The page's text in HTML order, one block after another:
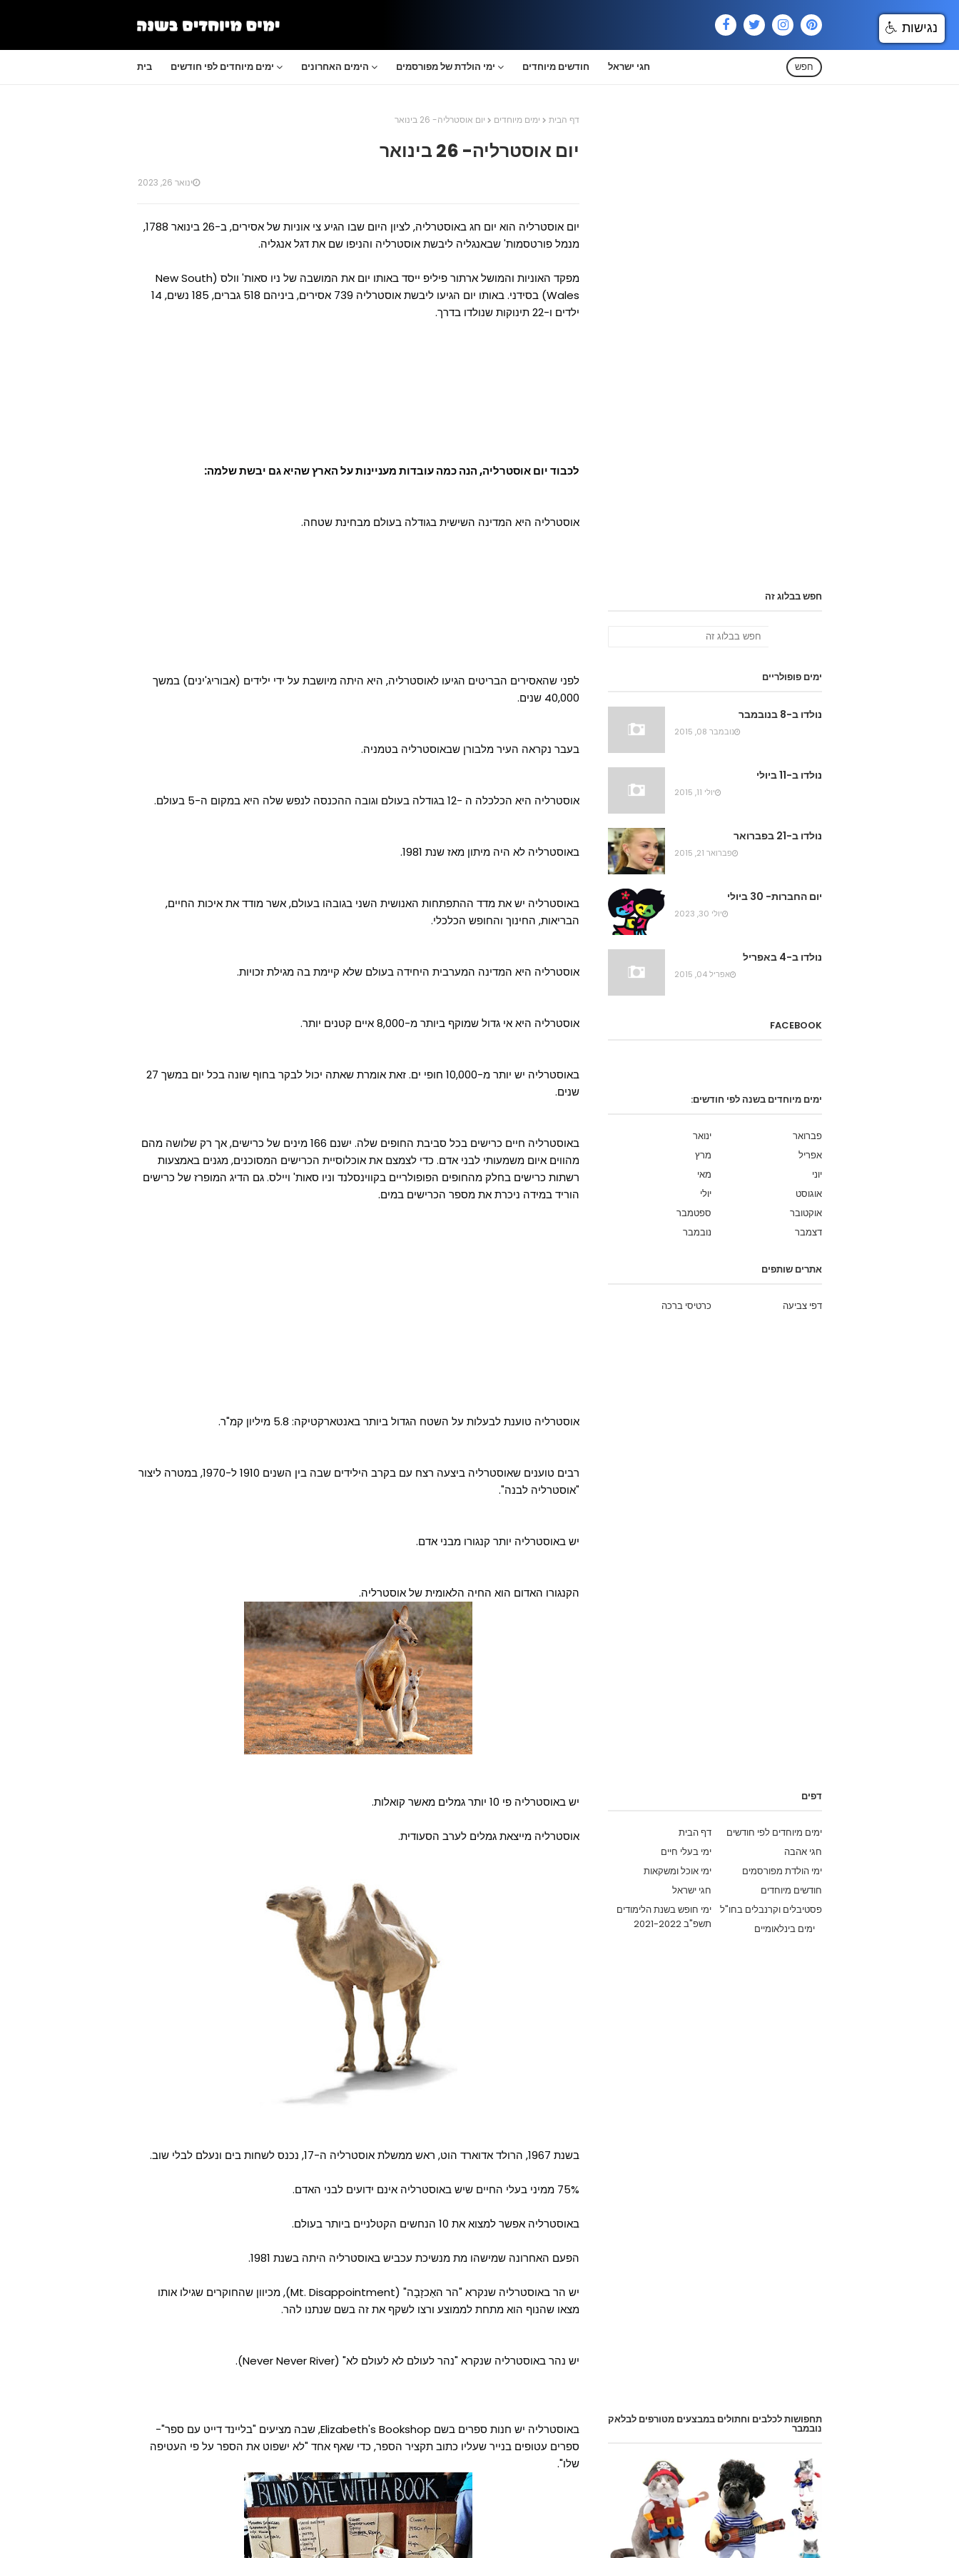
בית ימים מיוחדים לפי חודשים הימים האחרונים ימי הולדת של מפורסמים חודשים מיוחדים חגי ישראל חפש
דף הבית ימים מיוחדים יום אוסטרליה- 26 בינואר
יום אוסטרליה- 26 בינואר
ינואר 26, 2023
יום אוסטרליה הוא יום חג באוסטרליה, לציון היום שבו הגיע צי אוניות של אסירים, ב-26 בינואר 1788,
מנמל פורטסמות' שבאנגליה ליבשת אוסטרליה והניפו שם את דגל אנגליה.
מפקד האוניות והמושל ארתור פיליפ ייסד באותו יום את המושבה של ניו סאות' וולס (New South
Wales) בסידני. באותו יום הגיעו ליבשת אוסטרליה 739 אסירים, ביניהם 518 גברים, 185 נשים, 14
ילדים ו-22 תינוקות שנולדו בדרך.
לכבוד יום אוסטרליה, הנה כמה עובדות מעניינות על הארץ שהיא גם יבשת שלמה:
אוסטרליה היא המדינה השישית בגודלה בעולם מבחינת שטחה.
לפני שהאסירים הבריטים הגיעו לאוסטרליה, היא היתה מיושבת על ידי ילידים (אבוריג'ינים) במשך
40,000 שנים.
בעבר נקראה העיר מלבורן שבאוסטרליה בטמניה.
אוסטרליה היא הכלכלה ה -12 בגודלה בעולם וגובה ההכנסה לנפש שלה היא במקום ה-5 בעולם.
באוסטרליה לא היה מיתון מאז שנת 1981.
באוסטרליה יש את מדד ההתפתחות האנושית השני בגובהו בעולם, אשר מודד את איכות החיים,
הבריאות, החינוך והחופש הכלכלי.
אוסטרליה היא המדינה המערבית היחידה בעולם שלא קיימת בה מגילת זכויות.
אוסטרליה היא אי גדול שמוקף ביותר מ-8,000 איים קטנים יותר.
באוסטרליה יש יותר מ-10,000 חופי ים. זאת אומרת שאתה יכול לבקר בחוף שונה בכל יום במשך 27
שנים.
באוסטרליה חיים כרישים בכל סביבת החופים שלה. ישנם 166 מינים של כרישים, אך רק שלושה מהם
מהווים איום משמעותי לבני אדם. כדי לצמצם את אוכלוסיית הכרישים המסוכנים, מגנים באמצעות
רשתות כרישים בחלק מהחופים הפופולריים בקווינסלנד וניו סאות' ויילס. גם הדיג המופרז של כרישים
הוריד במידה ניכרת את מספר הכרישים במים.
אוסטרליה טוענת לבעלות על השטח הגדול ביותר באנטארקטיקה: 5.8 מיליון קמ"ר.
רבים טוענים שאוסטרליה ביצעה רצח עם בקרב הילידים שבה בין השנים 1910 ל-1970, במטרה ליצור
"אוסטרליה לבנה".
יש באוסטרליה יותר קנגורו מבני אדם.
הקנגורו האדום הוא החיה הלאומית של אוסטרליה.
יש באוסטרליה פי 10 יותר גמלים מאשר קואלות.
אוסטרליה מייצאת גמלים לערב הסעודית.
בשנת 1967, הרולד אדוארד הוט, ראש ממשלת אוסטרליה ה-17, נכנס לשחות בים ונעלם לבלי שוב.
75% ממיני בעלי החיים שיש באוסטרליה אינם ידועים לבני האדם.
באוסטרליה אפשר למצוא את 10 הנחשים הקטלניים ביותר בעולם.
הפעם האחרונה שמישהו מת מנשיכת עכביש באוסטרליה היתה בשנת 1981.
יש הר באוסטרליה שנקרא "הר האַכזָבָה" (Mt. Disappointment), מכיוון שהחוקרים שגילו אותו
מצאו שהנוף הוא מתחת לממוצע ורצו לשקף את זה בשם שנתנו להר.
יש נהר באוסטרליה שנקרא "נהר לעולם לא לעולם לא" (Never Never River).
באוסטרליה יש חנות ספרים בשם Elizabeth's Bookshop, שבה מציעים "בליינד דייט עם ספר"-
ספרים עטופים בנייר שעליו כתוב תקציר הספר, כדי שאף אחד "לא ישפוט את הספר על פי העטיפה
שלו".
חפש בבלוג זה
ימים פופולריים
נולדו ב-8 בנובמבר
נובמבר 08, 2015
נולדו ב-11 ביולי
יולי 11, 2015
נולדו ב-21 בפברואר
פברואר 21, 2015
יום החברות- 30 ביולי
יולי 30, 2023
נולדו ב-4 באפריל
אפריל 04, 2015
FACEBOOK
ימים מיוחדים בשנה לפי חודשים:
ינואר
פברואר
מרץ
אפריל
מאי
יוני
יולי
אוגוסט
ספטמבר
אוקטובר
נובמבר
דצמבר
אתרים שותפים
כרטיסי ברכה דפי צביעה
דפים
דף הבית
ימים מיוחדים לפי חודשים
ימי בעלי חיים
חגי אהבה
ימי אוכל ומשקאות
ימי הולדת מפורסמים
חגי ישראל
חודשים מיוחדים
ימי חופש בשנת הלימודים
תשפ"ב 2021-2022
פסטיבלים וקרנבלים בחו"ל
ימים בינלאומיים
תחפושות לכלבים וחתולים במבצעים מטורפים לבלאק
נובמבר
נגישות